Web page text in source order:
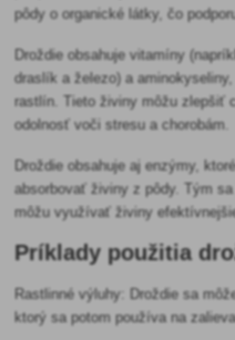
pôdy o organické látky, čo
Droždie obsahuje vitamíny
draslík a železo) a
rastlín. Tieto živiny môžu zlepšiť
odolnosť voči stresu a chorobám.
Droždie obsahuje aj enzýmy,
absorbovať živiny z pôdy. Tým
môžu využívať živiny
Príklady použitia
Rastlinné výluhy: Droždie sa
ktorý sa potom používa na